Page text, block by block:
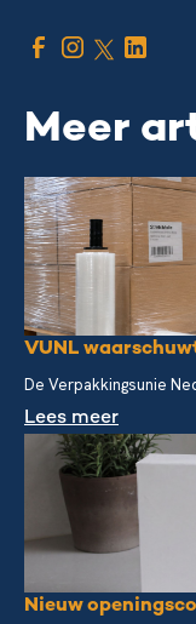
Meer
VUNL
De Verpakkingsunie
Lees meer
Nieuw